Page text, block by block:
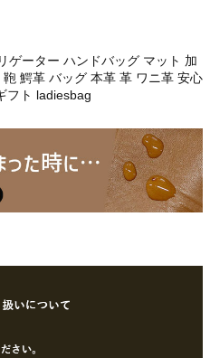
ゲーター ハンドバッグ マット 加
鰐革 バッグ 本革 革 ワニ革 安心
フト ladiesbag